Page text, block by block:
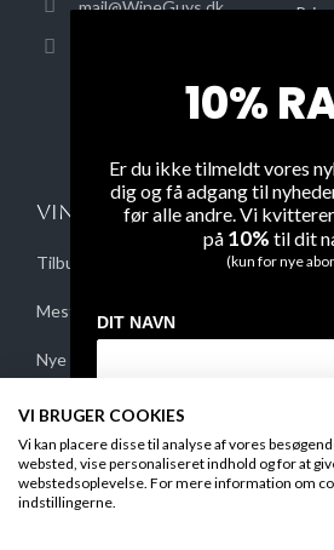
mail@WineGuys.dk
VINE
Tilbud
Mest solgte vine
Nye vine
FAQ
10%
Er du ikke tilmeldt vores
dig og få adgang til
før alle andre. Vi
på 10% til dit
(kun for nye
DIT NAVN
DIN EMAIL
VI BRUGER COOKIES
Vi kan placere disse til analyse af vores
websted, vise personaliseret indhold og for at
webstedsoplevelse. For mere information om
indstillingerne.